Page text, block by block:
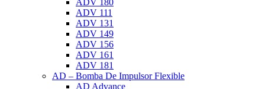
ADV 180
ADV 111
ADV 131
ADV 149
ADV 156
ADV 161
ADV 181
AD – Bomba De Impulsor Flexible
AD Advance